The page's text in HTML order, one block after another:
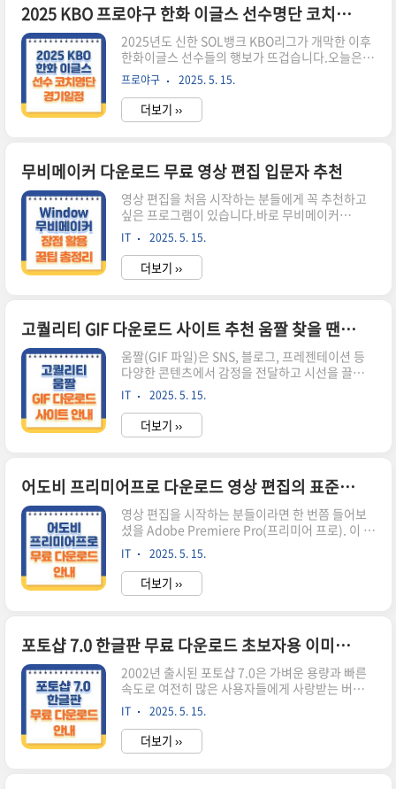
경기일정롯데자이언츠는 3월 개막전을 시작으로 8
월까지 약 6개월의 정규리그 일정을 확정짓고 경기
를 진행하고 있습니다. 시즌 기간동안에 부득이한
변동사항이 있을 수 있으니 미리 확인 하시길 바랍
니다. 롯데자이언츠 경기 예매 방법롯데자이언츠
의 티켓 예매는 온라인, 오프라인에서 모두 가능합
니다. 온라인으로 예매하실 분들은 롯데..
2025 KBO 프로야구 한화 이글스 선수명단 코치진 경기일정 예매방법 티켓가격 구단SNS 알아보기
2025년도 신한 SOL뱅크 KBO리그가 개막한 이후
한화이글스 선수들의 행보가 뜨겁습니다.오늘은
2025년도 한화이글스의 선수명단, 코치진, 경기일
정, 예매방법, 티켓 가격, 구단 SNS 를 알아보면서
한화이글스와 친해지는 시간을 가져보도록 하겠습
니다.선수명단 & 코치진한화이글스의 2025년도
바로가기 정규리그 경기일정한화이글스는 2025년
3월을 시작으로 8월까지 총 6개월의 정규리그 일
정을 확정지었습니다. 시즌기간동안 경기 일정은
사정에 따라서 변동될 수 있으니 경기 관람 예정이
신 분들은 미리 확인해보시길 바랍니다. 한화이글
스 경기 예매 방법 한화이글스의 경기티켓은 온라
인, 오프라인 모두 예매 가능합니다. ..
프로야구 2025. 5. 15.
더보기 ››
무비메이커 다운로드 무료 영상 편집 입문자 추천
영상 편집을 처음 시작하는 분들에게 꼭 추천하고
싶은 프로그램이 있습니다.바로 무비메이커
(Movie Maker)입니다.과거 Windows 기본 프로
그램으로 제공되었던 무비메이커는 간단한 자막 삽
입, 컷 편집, 배경 음악 추가 등 필수 기능만 담고 있
어 영상 편집 초보자에게 최적화된 무료 툴입니다.
부터 시작해야 할지 막막하시죠?요즘은 유튜브, 인
스타 릴스, 블로그 영상 등 영상 콘텐츠의 활용도가
높아졌지만,막상 편집을 시작하려 하면 너무 복잡
한 프로그램들이 눈앞을 가로막습니다.프리미어나
다빈치 리졸브는 너무 어렵고모바일 앱은 기능이
너무 제한적이며무료 툴은 광고나 워터마크가 걸리
는 경우가 많습니다.복잡하지 않으..
IT 2025. 5. 15.
더보기 ››
고퀄리티 GIF 다운로드 사이트 추천 움짤 찾을 땐 여기서!
움짤(GIF 파일)은 SNS, 블로그, 프레젠테이션 등
다양한 콘텐츠에서 감정을 전달하고 시선을 끌어주
는 중요한 시각 자료입니다. 하지만 무작정 검색하
면 저화질 GIF나 저작권 문제 있는 파일을 받기 쉽
죠. 이번 글에서는 고화질 GIF를 무료로 다운로드
받을 수 있는 인기 사이트 5곳과 함께 사용 방법과
표현이나 재미 요소로 자주 활용되지만, 정작 다운
로드하려고 하면어디서 받아야 할지 모르겠고품질
이 낮거나워터마크가 있거나상업적 사용이 불가능
한 경우가 많습니다.특히 블로그, 유튜브 썸네일,
프레젠테이션용으로 사용하려면 저작권이 안전하
고 고화질인 GIF가 필요합니다. 나도 이런 경험 있
으셨나요?검색해서 겨우 ..
IT 2025. 5. 15.
더보기 ››
어도비 프리미어프로 다운로드 영상 편집의 표준, 설치부터 체험판 사용까지
영상 편집을 시작하는 분들이라면 한 번쯤 들어보
셨을 Adobe Premiere Pro(프리미어 프로). 이 프
로그램은 영상 편집의 대표적인 표준 툴로, 유튜브
영상 제작부터 기업용 영상, 방송 콘텐츠까지 폭넓
게 사용됩니다. 이번 글에서는 프리미어 프로의 특
징, 체험판 다운로드 방법, 설치 과정, 가격 및 대체
하려는 분들에게 가장 먼저 부딪히는 문제는 프로
그램 선택입니다. 무료 프로그램도 많지만 기능이
제한되어 있거나, UI가 불편해서 오래 쓰기 어렵습
니다. 반면 Adobe의 프리미어 프로는 전문가부터
입문자까지 폭넓게 사용하는 영상 편집의 표준 프
로그램이죠.하지만 구독제 모델로 바뀌면서 "어디
서, 어떻게 시작해..
IT 2025. 5. 15.
더보기 ››
포토샵 7.0 한글판 무료 다운로드 초보자용 이미지 편집 최적 버전 안내
2002년 출시된 포토샵 7.0은 가벼운 용량과 빠른
속도로 여전히 많은 사용자들에게 사랑받는 버전입
니다. 특히 포토샵 입문자, 중저사양 PC 사용자에
게 최적화되어 있으며, 간단한 사진 보정과 편집이
필요한 분들께 추천드립니다. 아래에서 포토샵 7.0
한글판의 특징과 설치 방법, 무료 다운로드 링크까
IT 2025. 5. 15.
더보기 ››